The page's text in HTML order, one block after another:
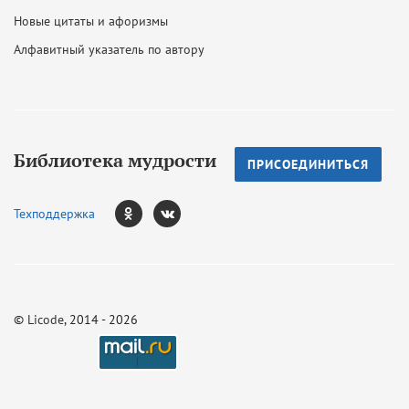
Новые цитаты и афоризмы
Алфавитный указатель по автору
Библиотека мудрости ПРИСОЕДИНИТЬСЯ
Техподдержка
© Licode, 2014 - 2026